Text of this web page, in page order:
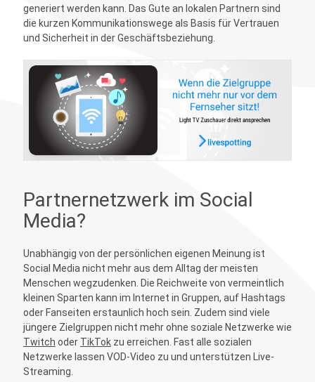
generiert werden kann. Das Gute an lokalen Partnern sind
die kurzen Kommunikationswege als Basis für Vertrauen
und Sicherheit in der Geschäftsbeziehung.
Partnernetzwerk im Social
Media?
Unabhängig von der persönlichen eigenen Meinung ist
Social Media nicht mehr aus dem Alltag der meisten
Menschen wegzudenken. Die Reichweite von vermeintlich
kleinen Sparten kann im Internet in Gruppen, auf Hashtags
oder Fanseiten erstaunlich hoch sein. Zudem sind viele
jüngere Zielgruppen nicht mehr ohne soziale Netzwerke wie
Twitch oder TikTokzu erreichen. Fast alle sozialen
Netzwerke lassen VOD-Video zu und unterstützen Live-
Streaming.